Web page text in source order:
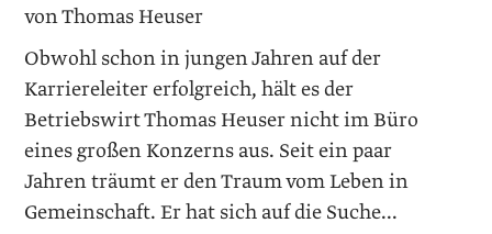
von Thomas Heuser
Obwohl schon in jungen Jahren auf der
Karriereleiter erfolgreich, hält es der
Betriebswirt Thomas Heuser nicht im Büro
eines großen Konzerns aus. Seit ein paar
Jahren träumt er den Traum vom Leben in
Gemeinschaft. Er hat sich auf die Suche...